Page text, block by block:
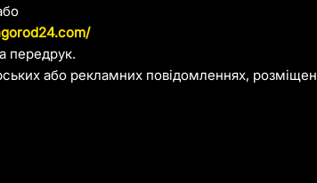
передрук.
або рекламних повідомленнях,